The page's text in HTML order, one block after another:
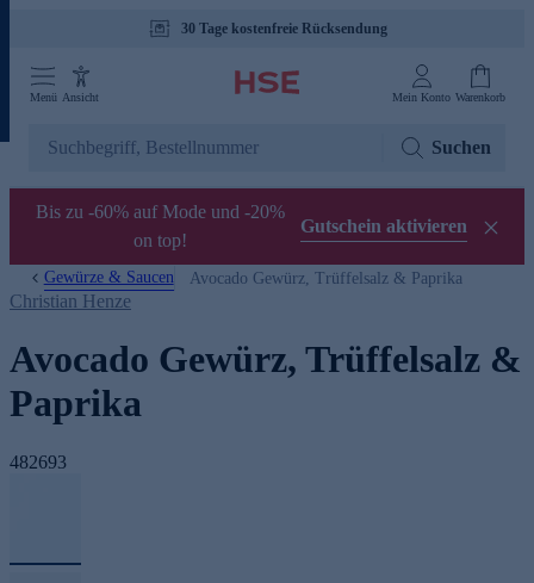
30 Tage kostenfreie Rücksendung
Menü Ansicht Mein Konto Warenkorb
Suchen
Bis zu -60% auf Mode und -20%
on top!
Gutschein aktivieren
Gewürze & Saucen Avocado Gewürz, Trüffelsalz & Paprika
Christian Henze
Avocado Gewürz, Trüffelsalz &
Paprika
482693